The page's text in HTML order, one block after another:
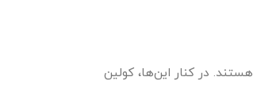
هستند. در کنار این‌ها، کولین